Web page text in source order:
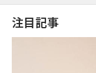
注目記事